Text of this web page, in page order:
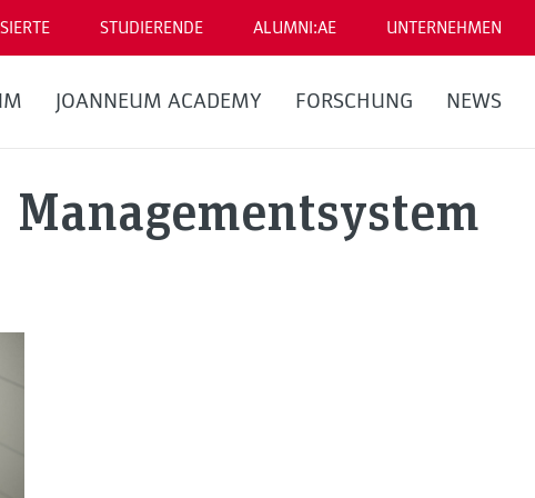
STUDIERENDE ALUMNI:AE UNTERNEHMEN
JOANNEUM ACADEMY FORSCHUNG NEWS
Managementsystem